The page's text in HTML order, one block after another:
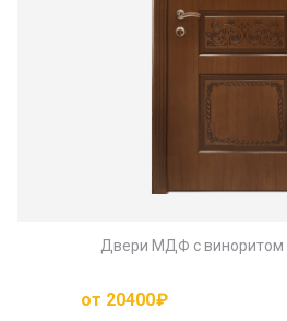
Двери МДФ с виноритом
от 20400₽